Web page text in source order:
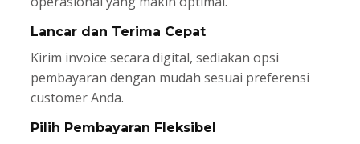
Lancar dan Terima Cepat
Kirim invoice secara digital, sediakan opsi
pembayaran dengan mudah sesuai preferensi
customer Anda.
Pilih Pembayaran Fleksibel